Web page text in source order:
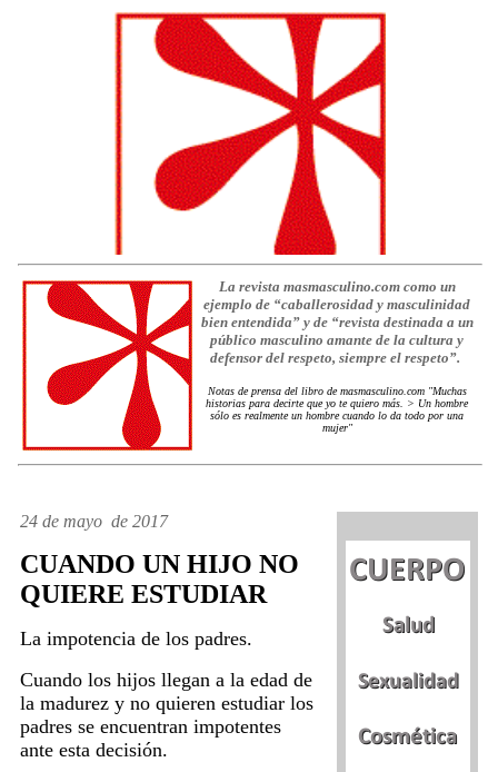
24 de mayo de 2017
CUANDO UN HIJO NO
QUIERE ESTUDIAR
La impotencia de los padres.
Cuando los hijos llegan a la edad de
la madurez y no quieren estudiar los
padres se encuentran impotentes
ante esta decisión.